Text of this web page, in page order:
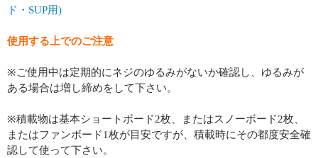
ド・SUP用)
使用する上でのご注意
※ご使用中は定期的にネジのゆるみがないか確認し、ゆるみが
ある場合は増し締めをして下さい。
※積載物は基本ショートボード2枚、またはスノーボード2枚、
またはファンボード1枚が目安ですが、積載時にその都度安全確
認して使って下さい。